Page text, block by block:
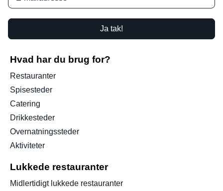
Ja tak!
Hvad har du brug for?
Restauranter
Spisesteder
Catering
Drikkesteder
Overnatningssteder
Aktiviteter
Lukkede restauranter
Midlertidigt lukkede restauranter